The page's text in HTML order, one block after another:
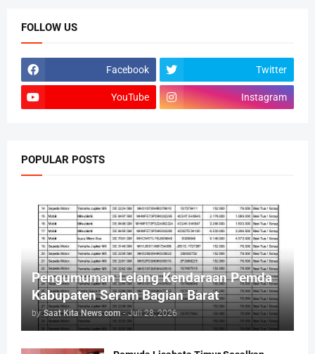
FOLLOW US
Facebook Twitter
YouTube Instagram
POPULAR POSTS
Pengumuman Lelang Kendaraan Pemda
Kabupaten Seram Bagian Barat
by Saat Kita News com - Juli 28, 2026